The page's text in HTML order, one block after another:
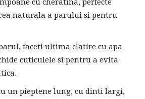
cu cheratina, perfecte
naturala a parului si pentru
faceti ultima clatire cu apa
cuticulele si pentru a evita
un pieptene lung, cu dinti largi,